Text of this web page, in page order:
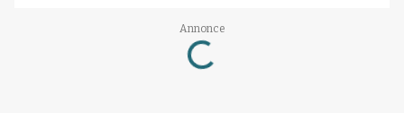
Annonce
Loading...